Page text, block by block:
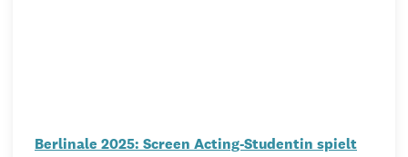
Berlinale 2025: Screen Acting-Studentin spielt